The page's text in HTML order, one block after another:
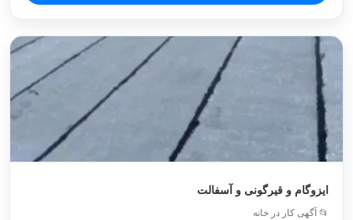
ایزوگام و قیرگونی و آسفالت
📂 آگهی کار در خانه